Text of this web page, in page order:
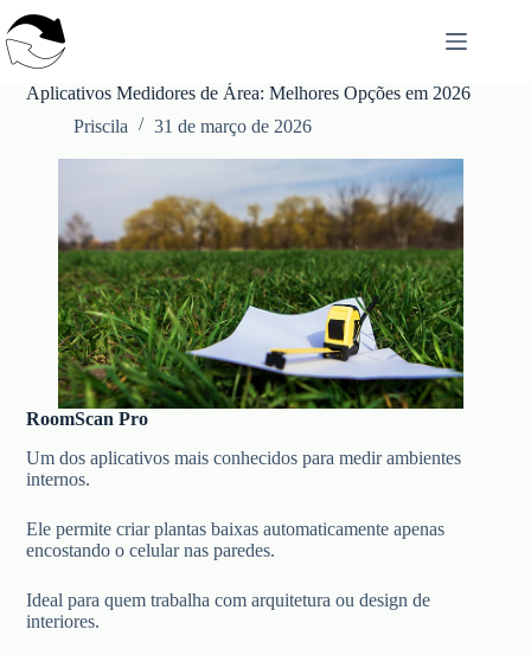
para
o
conteúdo
Aplicativos Medidores de Área: Melhores Opções em 2026
Priscila
31 de março de 2026
RoomScan Pro
Um dos aplicativos mais conhecidos para medir ambientes
internos.
Ele permite criar plantas baixas automaticamente apenas
encostando o celular nas paredes.
Ideal para quem trabalha com arquitetura ou design de
interiores.